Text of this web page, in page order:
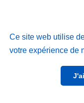
Ce site web utilise
votre expérience de